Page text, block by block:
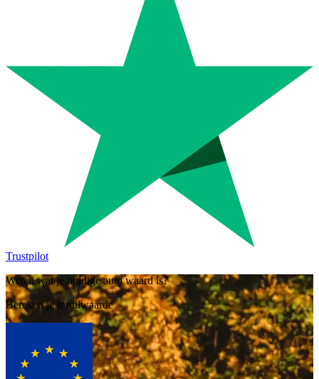
Trustpilot
Weten wat je huidige auto waard is?
Bereken je inruilwaarde